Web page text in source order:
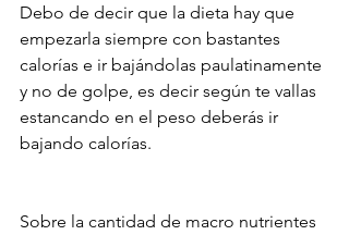
Debo de decir que la dieta hay que
empezarla siempre con bastantes
calorías e ir bajándolas paulatinamente
y no de golpe, es decir según te vallas
estancando en el peso deberás ir
bajando calorías.
Sobre la cantidad de macro nutrientes